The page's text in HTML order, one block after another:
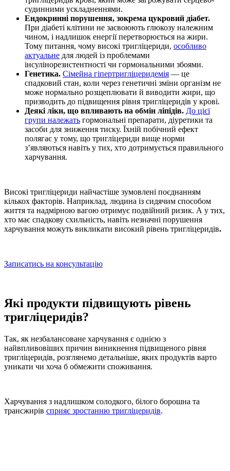
судинними ускладненнями.
Ендокринні порушення, зокрема цукровий діабет.
При діабеті клітини не засвоюють глюкозу належним
чином, і надлишок енергії перетворюється на жири.
Тому питання, чому високі тригліцериди, особливо
актуальне для людей із проблемами
інсулінорезистентності чи гормональними збоями.
Генетика. Сімейна гіпертригліцеридемія — це
спадковий стан, коли через генетичні зміни організм не
може нормально розщеплювати й виводити жири, що
призводить до підвищення рівня тригліцеридів у крові.
Деякі ліки, що впливають на обмін ліпідів. До цієї
групи належать гормональні препарати, діуретики та
засоби для зниження тиску. Їхній побічний ефект
полягає у тому, що тригліцериди вище норми
з’являються навіть у тих, хто дотримується правильного
харчування.
Високі тригліцериди найчастіше зумовлені поєднанням
кількох факторів. Наприклад, людина із сидячим способом
життя та надмірною вагою отримує подвійний ризик. А у тих,
хто має спадкову схильність, навіть незначні порушення
харчування можуть викликати високий рівень тригліцеридів.
Записатись на консультацію
Які продукти підвищують рівень
тригліцеридів?
Так, як незбалансоване харчування є однією з
найвпливовіших причин виникнення підвищеного рівня
тригліцеридів, розглянемо детальніше, яких продуктів варто
уникати чи хоча б обмежити споживання.
Харчування з надлишком солодкого, білого борошна та
трансжирів сприяє зростанню тригліцеридів.